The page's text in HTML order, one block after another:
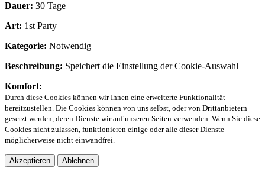
Dauer: 30 Tage
Art: 1st Party
Kategorie: Notwendig
Beschreibung: Speichert die Einstellung der Cookie-Auswahl
Komfort:
Durch diese Cookies können wir Ihnen eine erweiterte Funktionalität
bereitzustellen. Die Cookies können von uns selbst, oder von Drittanbietern
gesetzt werden, deren Dienste wir auf unseren Seiten verwenden. Wenn Sie diese
Cookies nicht zulassen, funktionieren einige oder alle dieser Dienste
möglicherweise nicht einwandfrei.
Akzeptieren Ablehnen